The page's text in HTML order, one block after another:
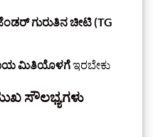
ಗುರುತಿನ ಚೀಟಿ (TG
ಮಿತಿಯೊಳಗೆಇರಬೇಕು
ಸೌಲಭ್ಯಗಳು